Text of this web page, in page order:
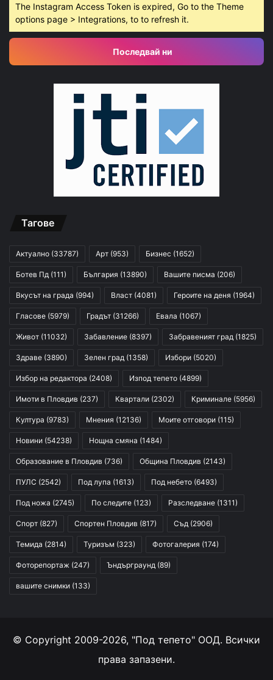
The Instagram Access Token is expired, Go to the Theme
options page > Integrations, to to refresh it.
Последвай ни
Тагове
Актуално (33787) Арт (953) Бизнес (1652)
Ботев Пд (111) България (13890) Вашите писма (206)
Вкусът на града (994) Власт (4081) Героите на деня (1964)
Гласове (5979) Градът (31266) Евала (1067)
Живот (11032) Забавление (8397) Забравеният град (1825)
Здраве (3890) Зелен град (1358) Избори (5020)
Избор на редактора (2408) Изпод тепето (4899)
Имоти в Пловдив (237) Квартали (2302) Криминале (5956)
Култура (9783) Мнения (12136) Моите отговори (115)
Новини (54238) Нощна смяна (1484)
Образование в Пловдив (736) Община Пловдив (2143)
ПУЛС (2542) Под лупа (1613) Под небето (6493)
Под ножа (2745) По следите (123) Разследване (1311)
Спорт (827) Спортен Пловдив (817) Съд (2906)
Темида (2814) Туризъм (323) Фотогалерия (174)
Фоторепортаж (247) Ъндърграунд (89)
вашите снимки (133)
© Copyright 2009-2026, "Под тепето" ООД. Всички
права запазени.